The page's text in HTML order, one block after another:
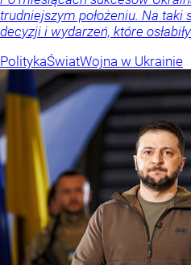
trudniejszym położeniu. Na taki
decyzji i wydarzeń, które
PolitykaŚwiatWojna w Ukrainie